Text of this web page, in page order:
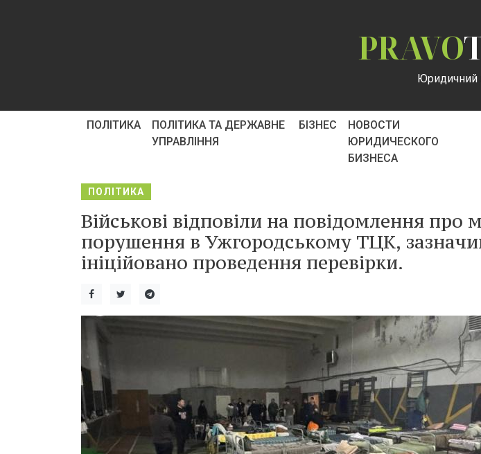
PRAVO
Юридичний
ПОЛІТИКА
ПОЛІТИКА ТА ДЕРЖАВНЕ
УПРАВЛІННЯ
БІЗНЕС
НОВОСТИ
ЮРИДИЧЕСКОГО
БИЗНЕСА
ПОЛІТИКА
Військові відповіли на повідомлення про
порушення в Ужгородському ТЦК,
ініційовано проведення перевірки.